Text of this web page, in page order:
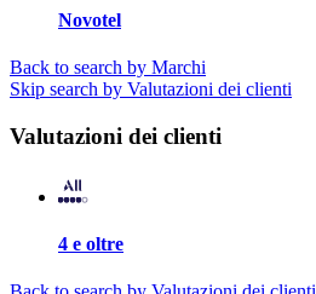
Novotel
Back to search by Marchi
Skip search by Valutazioni dei clienti
Valutazioni dei clienti
4 e oltre